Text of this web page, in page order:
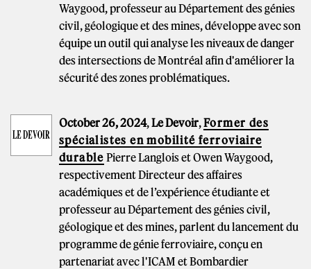
Waygood, professeur au Département des génies
civil, géologique et des mines, développe avec son
équipe un outil qui analyse les niveaux de danger
des intersections de Montréal afin d'améliorer la
sécurité des zones problématiques.
October 26, 2024,Le Devoir,Former des
spécialistes en mobilité ferroviaire
durable Pierre Langlois et Owen Waygood,
respectivement Directeur des affaires
académiques et de l’expérience étudiante et
professeur au Département des génies civil,
géologique et des mines, parlent du lancement du
programme de génie ferroviaire, conçu en
partenariat avec l'ICAM et Bombardier